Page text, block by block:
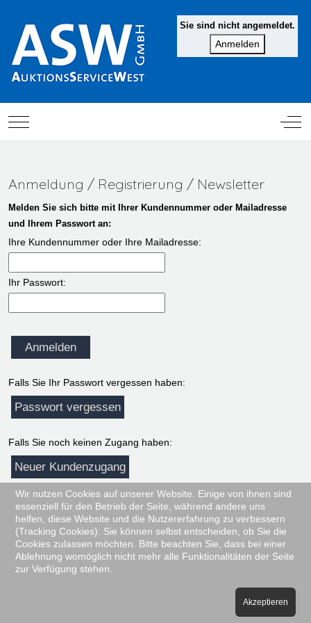
Sie sind nicht angemeldet.
Mobile Menu Toggle Off-
Anmeldung / Registrierung / Newsletter
Melden Sie sich bitte mit Ihrer Kundennummer oder Mailadresse
und Ihrem Passwort an:
Ihre Kundennummer oder Ihre Mailadresse:
Ihr Passwort:
Falls Sie Ihr Passwort vergessen haben:
Falls Sie noch keinen Zugang haben:
Zurück zur Startseite:
Abbrechen
Wir nutzen Cookies auf unserer Website. Einige von ihnen sind
essenziell für den Betrieb der Seite, während andere uns
helfen, diese Website und die Nutzererfahrung zu verbessern
(Tracking Cookies). Sie können selbst entscheiden, ob Sie die
Cookies zulassen möchten. Bitte beachten Sie, dass bei einer
Ablehnung womöglich nicht mehr alle Funktionalitäten der Seite
zur Verfügung stehen.
Akzeptieren